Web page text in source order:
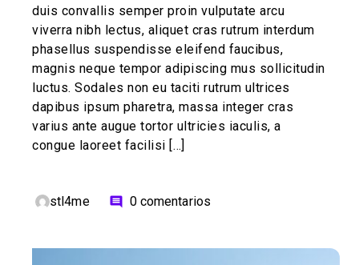
duis convallis semper proin vulputate arcu
viverra nibh lectus, aliquet cras rutrum interdum
phasellus suspendisse eleifend faucibus,
magnis neque tempor adipiscing mus sollicitudin
luctus. Sodales non eu taciti rutrum ultrices
dapibus ipsum pharetra, massa integer cras
varius ante augue tortor ultricies iaculis, a
congue laoreet facilisi […]
stl4me comment 0 comentarios